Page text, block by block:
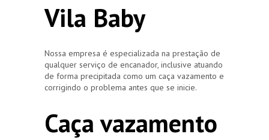
Vila Baby
Nossa empresa é especializada na prestação de
qualquer serviço de encanador, inclusive atuando
de forma precipitada como um caça vazamento e
corrigindo o problema antes que se inicie.
Caça vazamento